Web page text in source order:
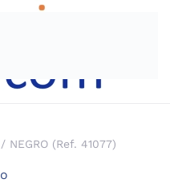
(Ref. 41077)